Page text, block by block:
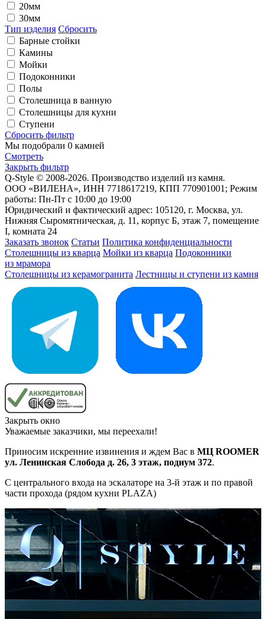
20мм
30мм
Тип изделия Сбросить
Барные стойки
Камины
Мойки
Подоконники
Полы
Столешница в ванную
Столешницы для кухни
Ступени
Сбросить фильтр
Мы подобрали 0 камней
Смотреть
Закрыть фильтр
Q-Style © 2008-2026. Производство изделий из камня.
ООО «ВИЛЕНА», ИНН 7718617219, КПП 770901001; Режим
работы: Пн-Пт с 10:00 до 19:00
Юридический и фактический адрес: 105120, г. Москва, ул.
Нижняя Сыромятническая, д. 11, корпус Б, этаж 7, помещение
I, комната 24
Заказать звонок Статьи Политика конфиденциальности
Столешницы из кварца Мойки из кварца Подоконники
из мрамора
Столешницы из керамогранита Лестницы и ступени из камня
Закрыть окно
Уважаемые заказчики, мы переехали!
Приносим искренние извинения и ждем Вас в МЦ ROOMER
ул. Ленинская Слобода д. 26, 3 этаж, подиум 372.
С центрального входа на эскалаторе на 3-й этаж и по правой
части прохода (рядом кухни PLAZA)